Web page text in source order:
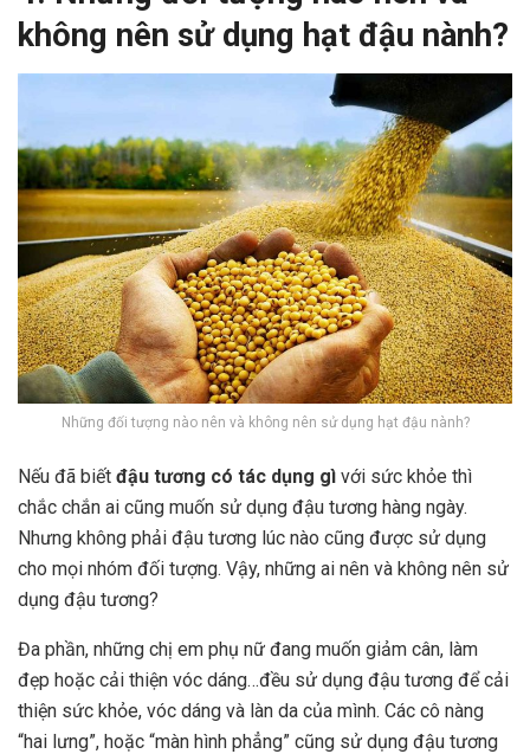
không nên sử dụng hạt đậu nành?
Những đối tượng nào nên và không nên sử dụng hạt đậu nành?
Nếu đã biết đậu tương có tác dụng gì với sức khỏe thì
chắc chắn ai cũng muốn sử dụng đậu tương hàng ngày.
Nhưng không phải đậu tương lúc nào cũng được sử dụng
cho mọi nhóm đối tượng. Vậy, những ai nên và không nên sử
dụng đậu tương?
Đa phần, những chị em phụ nữ đang muốn giảm cân, làm
đẹp hoặc cải thiện vóc dáng…đều sử dụng đậu tương để cải
thiện sức khỏe, vóc dáng và làn da của mình. Các cô nàng
“hai lưng”, hoặc “màn hình phẳng” cũng sử dụng đậu tương